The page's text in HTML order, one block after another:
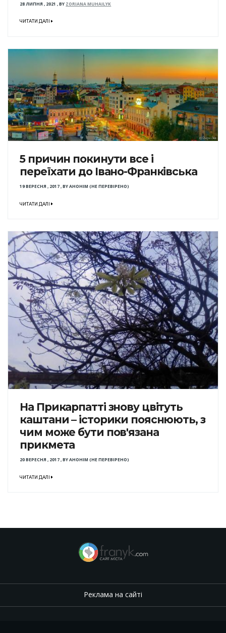
28 ЛИПНЯ , 2021 ,BY ZORIANA MUHAILYK
ЧИТАТИ ДАЛІ
5 причин покинути все і
переїхати до Івано-Франківська
19 ВЕРЕСНЯ , 2017,BYАНОНІМ (НЕ ПЕРЕВІРЕНО)
ЧИТАТИ ДАЛІ
На Прикарпатті знову цвітуть
каштани – історики пояснюють, з
чим може бути пов'язана
прикмета
20 ВЕРЕСНЯ , 2017,BYАНОНІМ (НЕ ПЕРЕВІРЕНО)
ЧИТАТИ ДАЛІ
Реклама на сайті